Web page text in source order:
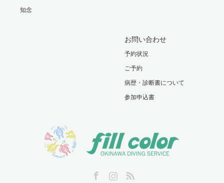
知念
お問い合わせ
予約状況
ご予約
病歴・診断書について
参加申込書